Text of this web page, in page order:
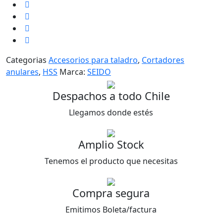
Categorias Accesorios para taladro, Cortadores
anulares, HSS Marca: SEIDO
Despachos a todo Chile
Llegamos donde estés
Amplio Stock
Tenemos el producto que necesitas
Compra segura
Emitimos Boleta/factura